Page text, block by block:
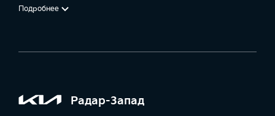
Подробнее
Радар-Запад